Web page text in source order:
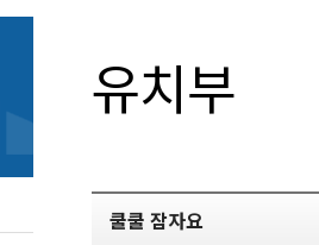
유치부
쿨쿨 잠자요